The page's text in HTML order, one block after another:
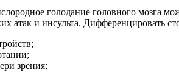
голодание головного мозга
атак и инсульта. Дифференцировать
зрения;